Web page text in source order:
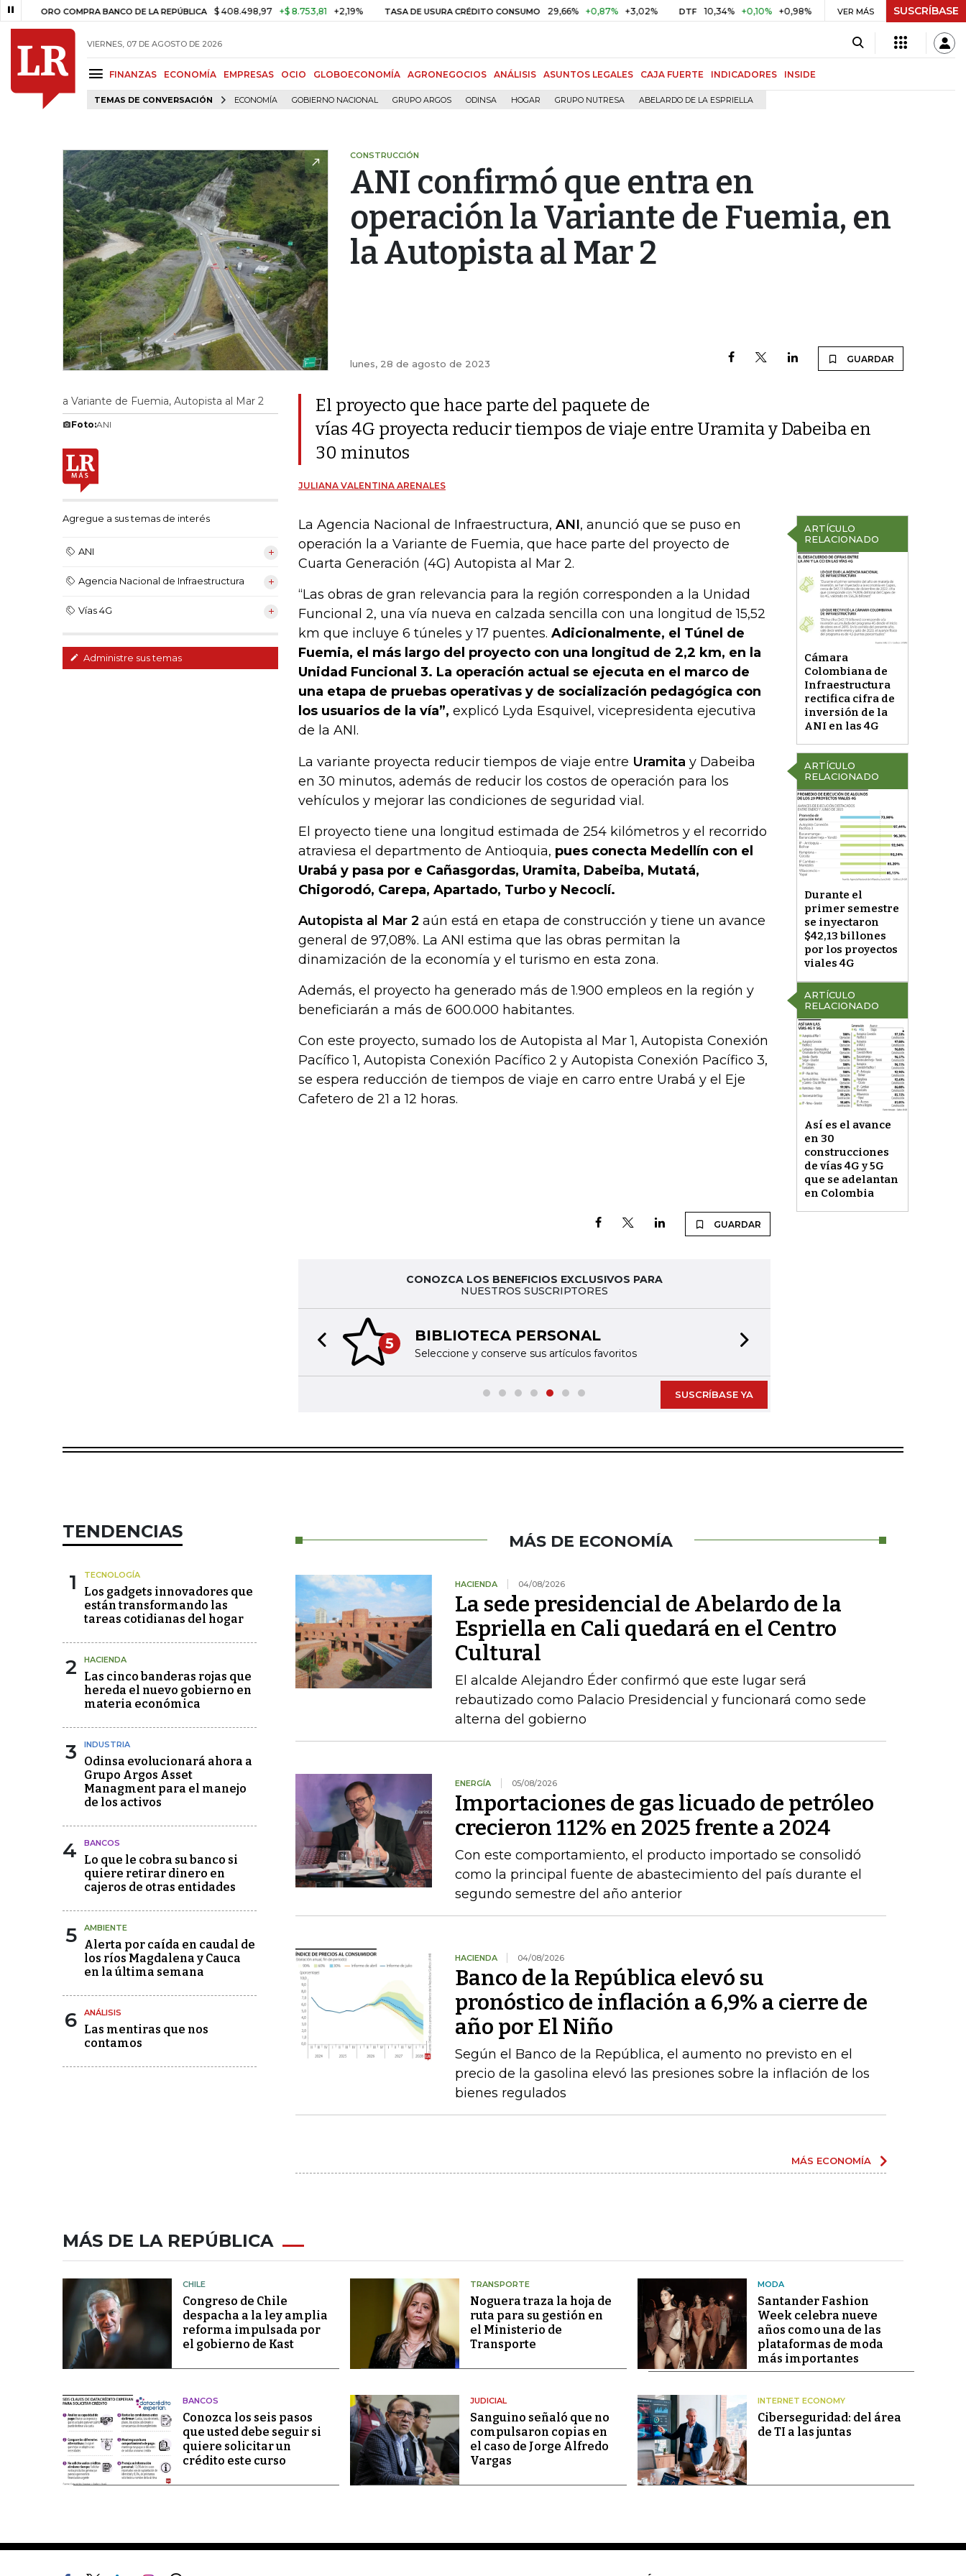
ORO COMPRA BANCO DE LA REPÚBLICA $ 408.498,97 +$ 8.753,81 +2,19% TASA DE USURA CRÉDITO CONSUMO 29,66% +0,87% +3,02% DTF 10,34% +0,10% +0,98% UVR $ 416,91 +$ 0,05 +0,01%
VER MÁS SUSCRÍBASE
VIERNES, 07 DE AGOSTO DE 2026
FINANZAS ECONOMÍA EMPRESAS OCIO GLOBOECONOMÍA AGRONEGOCIOS ANÁLISIS ASUNTOS LEGALES CAJA FUERTE INDICADORES INSIDE
TEMAS DE CONVERSACIÓN ECONOMÍA GOBIERNO NACIONAL GRUPO ARGOS ODINSA HOGAR GRUPO NUTRESA ABELARDO DE LA ESPRIELLA
CONSTRUCCIÓN
ANI confirmó que entra en
operación la Variante de Fuemia, en
la Autopista al Mar 2
lunes, 28 de agosto de 2023 GUARDAR
a Variante de Fuemia, Autopista al Mar 2
Foto:ANI
Agregue a sus temas de interés
ANI
Agencia Nacional de Infraestructura
Vías 4G
Administre sus temas
El proyecto que hace parte del paquete de
vías 4G proyecta reducir tiempos de viaje entre Uramita y Dabeiba en
30 minutos
JULIANA VALENTINA ARENALES
ARTÍCULO
RELACIONADO
Cámara
Colombiana de
Infraestructura
rectifica cifra de
inversión de la
ANI en las 4G
La Agencia Nacional de Infraestructura, ANI, anunció que se puso en
operación la a Variante de Fuemia, que hace parte del proyecto de
Cuarta Generación (4G) Autopista al Mar 2.
“Las obras de gran relevancia para la región corresponden a la Unidad
Funcional 2, una vía nueva en calzada sencilla con una longitud de 15,52
km que incluye 6 túneles y 17 puentes. Adicionalmente, el Túnel de
Fuemia, el más largo del proyecto con una longitud de 2,2 km, en la
Unidad Funcional 3. La operación actual se ejecuta en el marco de
una etapa de pruebas operativas y de socialización pedagógica con
los usuarios de la vía”, explicó Lyda Esquivel, vicepresidenta ejecutiva
de la ANI.
ARTÍCULO
RELACIONADO
Durante el
primer semestre
se inyectaron
$42,13 billones
por los proyectos
viales 4G
La variante proyecta reducir tiempos de viaje entre Uramita y Dabeiba
en 30 minutos, además de reducir los costos de operación para los
vehículos y mejorar las condiciones de seguridad vial.
El proyecto tiene una longitud estimada de 254 kilómetros y el recorrido
atraviesa el departmento de Antioquia, pues conecta Medellín con el
Urabá y pasa por e Cañasgordas, Uramita, Dabeiba, Mutatá,
Chigorodó, Carepa, Apartado, Turbo y Necoclí.
ARTÍCULO
RELACIONADO
Así es el avance
en 30
construcciones
de vías 4G y 5G
que se adelantan
en Colombia
Autopista al Mar 2 aún está en etapa de construcción y tiene un avance
general de 97,08%. La ANI estima que las obras permitan la
dinamización de la economía y el turismo en esta zona.
Además, el proyecto ha generado más de 1.900 empleos en la región y
beneficiarán a más de 600.000 habitantes.
Con este proyecto, sumado los de Autopista al Mar 1, Autopista Conexión
Pacífico 1, Autopista Conexión Pacífico 2 y Autopista Conexión Pacífico 3,
se espera reducción de tiempos de viaje en carro entre Urabá y el Eje
Cafetero de 21 a 12 horas.
GUARDAR
CONOZCA LOS BENEFICIOS EXCLUSIVOS PARA
NUESTROS SUSCRIPTORES
5 BIBLIOTECA PERSONAL
Seleccione y conserve sus artículos favoritos
Previous slide
SUSCRÍBASE YA
TENDENCIAS
1 TECNOLOGÍA
Los gadgets innovadores que
están transformando las
tareas cotidianas del hogar
2 HACIENDA
Las cinco banderas rojas que
hereda el nuevo gobierno en
materia económica
3 INDUSTRIA
Odinsa evolucionará ahora a
Grupo Argos Asset
Managment para el manejo
de los activos
4 BANCOS
Lo que le cobra su banco si
quiere retirar dinero en
cajeros de otras entidades
5 AMBIENTE
Alerta por caída en caudal de
los ríos Magdalena y Cauca
en la última semana
6 ANÁLISIS
Las mentiras que nos
contamos
MÁS DE ECONOMÍA
HACIENDA 04/08/2026
La sede presidencial de Abelardo de la
Espriella en Cali quedará en el Centro
Cultural
El alcalde Alejandro Éder confirmó que este lugar será
rebautizado como Palacio Presidencial y funcionará como sede
alterna del gobierno
ENERGÍA 05/08/2026
Importaciones de gas licuado de petróleo
crecieron 112% en 2025 frente a 2024
Con este comportamiento, el producto importado se consolidó
como la principal fuente de abastecimiento del país durante el
segundo semestre del año anterior
HACIENDA 04/08/2026
Banco de la República elevó su
pronóstico de inflación a 6,9% a cierre de
año por El Niño
Según el Banco de la República, el aumento no previsto en el
precio de la gasolina elevó las presiones sobre la inflación de los
bienes regulados
MÁS ECONOMÍA
MÁS DE LA REPÚBLICA
CHILE
Congreso de Chile
despacha a la ley amplia
reforma impulsada por
el gobierno de Kast
TRANSPORTE
Noguera traza la hoja de
ruta para su gestión en
el Ministerio de
Transporte
MODA
Santander Fashion
Week celebra nueve
años como una de las
plataformas de moda
más importantes
BANCOS
Conozca los seis pasos
que usted debe seguir si
quiere solicitar un
crédito este curso
JUDICIAL
Sanguino señaló que no
compulsaron copias en
el caso de Jorge Alfredo
Vargas
INTERNET ECONOMY
Ciberseguridad: del área
de TI a las juntas